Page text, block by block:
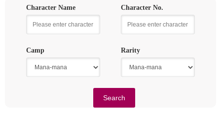
Character Name Character No.
Camp Rarity